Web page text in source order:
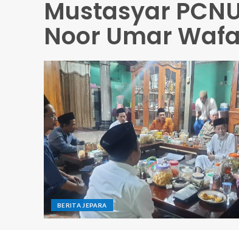
Mustasyar
Noor Umar
BERITA JEPARA